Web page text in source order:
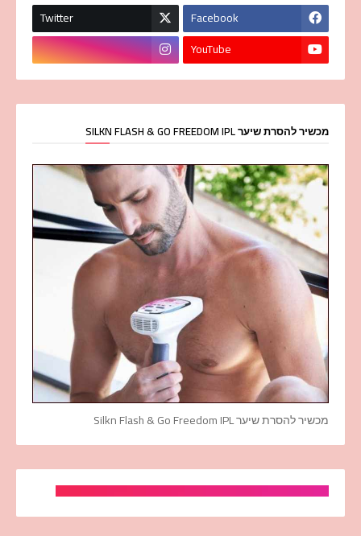
Facebook
Twitter
YouTube
מכשיר להסרת שיער SILKN FLASH & GO FREEDOM IPL
מכשיר להסרת שיער Silkn Flash & Go Freedom IPL